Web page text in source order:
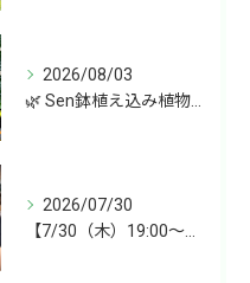
2026/08/03
🌿 Sen鉢植え込み植物 オンラインショップデビュー！ 🌿
2026/07/30
【7/30（木）19:00〜】今週は雑貨&植物ライブ！